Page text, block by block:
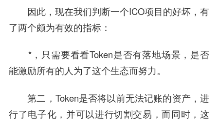
因此，现在我们判断一个ICO项目的好坏，有
了两个颇为有效的指标：
*，只需要看看Token是否有落地场景，是否
能激励所有的人为了这个生态而努力。
第二，Token是否将以前无法记账的资产，进
行了电子化，并可以进行切割交易，而同时，这